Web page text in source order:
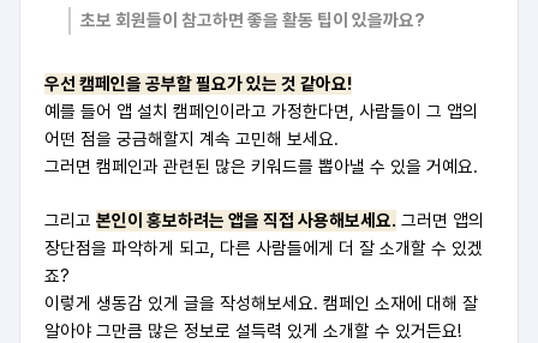
초보 회원들이 참고하면 좋을 활동 팁이 있을까요?
우선 캠페인을 공부할 필요가 있는 것 같아요!
예를 들어 앱 설치 캠페인이라고 가정한다면, 사람들이 그 앱의
어떤 점을 궁금해할지 계속 고민해 보세요.
그러면 캠페인과 관련된 많은 키워드를 뽑아낼 수 있을 거예요.
그리고 본인이 홍보하려는 앱을 직접 사용해보세요. 그러면 앱의
장단점을 파악하게 되고, 다른 사람들에게 더 잘 소개할 수 있겠
죠?
이렇게 생동감 있게 글을 작성해보세요. 캠페인 소재에 대해 잘
알아야 그만큼 많은 정보로 설득력 있게 소개할 수 있거든요!